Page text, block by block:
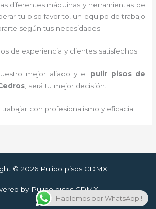
diferentes máquinas y herramientas de
tu piso favorito, un equipo de trabajo
según tus necesidades.
de experiencia y clientes satisfechos.
mejor aliado y el pulir pisos de
, será tu mejor decisión.
con profesionalismo y eficacia.
© 2026 Pulido pisos CDMX
by Pulido pisos CDMX
Hablemos por WhatsApp !